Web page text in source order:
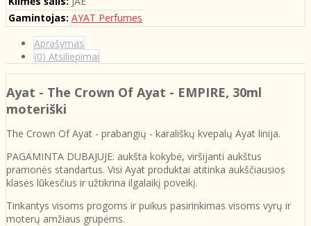
Gamintojas: AYAT Perfumes
Aprašymas
(0) Atsiliepimai
Ayat - The Crown Of Ayat - EMPIRE, 30ml
moteriški
The Crown Of Ayat - prabangių - karališkų kvepalų Ayat linija.
PAGAMINTA DUBAJUJE: aukšta kokybė, viršijanti aukštus
pramonės standartus. Visi Ayat produktai atitinka aukščiausios
klasės lūkesčius ir užtikrina ilgalaikį poveikį.
Tinkantys visoms progoms ir puikus pasirinkimas visoms vyrų ir
moterų amžiaus grupėms.